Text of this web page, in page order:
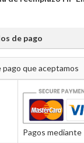
de pago
que aceptamos
Pagos